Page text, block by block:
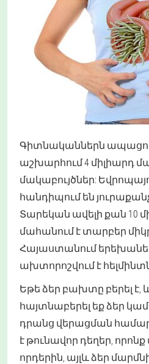
Գիտնականներն
աշխարհում 4 միլիարդ
մակաբույծներ:
հանդիպում են
Տարեկան ավելի քան 10
մահանում է տարբեր
Հայաստանում
ախտորոշվում է
Եթե ձեր բախտը բերել է,
հայտնաբերել եք ձեր կամ
դրանց վերացման
է թունավոր դեղեր, որոնք
որդերին, այլև ձեր